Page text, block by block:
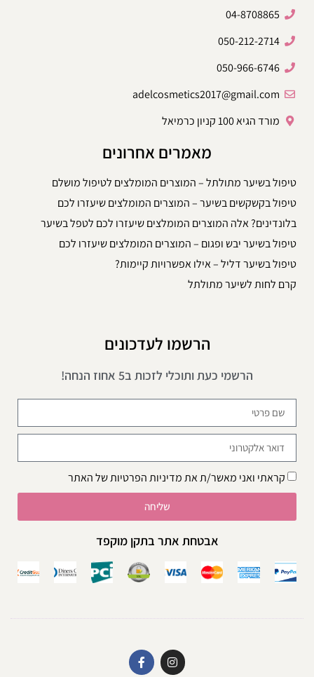
04-8708865
050-212-2714
050-966-6746
adelcosmetics2017@gmail.com
מורד הגיא 100 קניון כרמיאל
מאמרים אחרונים
טיפול בשיער מתולתל – המוצרים המומלצים לטיפול מושלם
טיפול בקשקשים בשיער – המוצרים המומלצים שיעזרו לכם
בלונדינים? אלה המוצרים המומלצים שיעזרו לכם לטפל בשיער
טיפול בשיער יבש ופגום – המוצרים המומלצים שיעזרו לכם
טיפול בשיער דליל – אילו אפשרויות קיימות?
קרם לחות לשיער מתולתל
הרשמו לעדכונים
הרשמי כעת ותוכלי לזכות ב5 אחוז הנחה!
קראתי ואני מאשר/ת אתמדיניות הפרטיותשל האתר
שליחה
אבטחת אתר בתקן מוקפד